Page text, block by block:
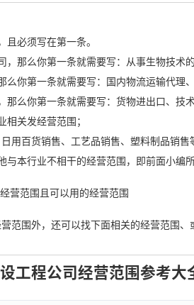
必须写在第一条。
那么你第一条就需要写：从事生物技术的
你第一条就需要写：国内物流运输代理
么你第一条就需要写：货物进出口、技术
关发经营范围；
用百货销售、工艺品销售、塑料制品销售
与本行业不相干的经营范围，即前面小编
营范围且可以用的经营范围
范围外，还可以找下面相关的经营范围、
工程公司经营范围参考大